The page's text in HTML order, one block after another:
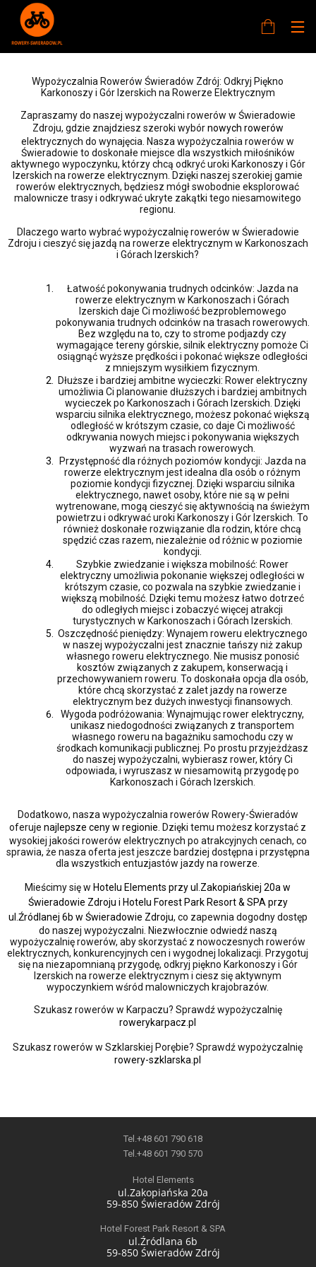
Wypożyczalnia Rowerów Świeradów Zdrój: Odkryj Piękno
Karkonoszy i Gór Izerskich na Rowerze Elektrycznym
Zapraszamy do naszej wypożyczalni rowerów w Świeradowie
Zdroju, gdzie znajdziesz szeroki wybórnowych rowerów
elektrycznych do wynajęcia. Nasza wypożyczalnia rowerów w
Świeradowie to doskonałe miejsce dla wszystkich miłośników
aktywnego wypoczynku, którzy chcą odkryć uroki Karkonoszy i Gór
Izerskich na rowerze elektrycznym. Dzięki naszej szerokiej gamie
rowerów elektrycznych, będziesz mógł swobodnie eksplorować
malownicze trasy i odkrywać ukryte zakątki tego niesamowitego
regionu.
Dlaczego warto wybrać wypożyczalnię rowerów w Świeradowie
Zdroju i cieszyć się jazdą na rowerze elektrycznym w Karkonoszach
i Górach Izerskich?
Łatwość pokonywania trudnych odcinków: Jazda na
rowerze elektrycznym w Karkonoszach i Górach
Izerskich daje Ci możliwość bezproblemowego
pokonywania trudnych odcinków na trasach rowerowych.
Bez względu na to, czy to strome podjazdy czy
wymagające tereny górskie, silnik elektryczny pomoże Ci
osiągnąć wyższe prędkości i pokonać większe odległości
z mniejszym wysiłkiem fizycznym.
Dłuższe i bardziej ambitne wycieczki: Rower elektryczny
umożliwia Ci planowanie dłuższych i bardziej ambitnych
wycieczek po Karkonoszach i Górach Izerskich. Dzięki
wsparciu silnika elektrycznego, możesz pokonać większą
odległość w krótszym czasie, co daje Ci możliwość
odkrywania nowych miejsc i pokonywania większych
wyzwań na trasach rowerowych.
Przystępność dla różnych poziomów kondycji: Jazda na
rowerze elektrycznym jest idealna dla osób o różnym
poziomie kondycji fizycznej. Dzięki wsparciu silnika
elektrycznego, nawet osoby, które nie są w pełni
wytrenowane, mogą cieszyć się aktywnością na świeżym
powietrzu i odkrywać uroki Karkonoszy i Gór Izerskich. To
również doskonałe rozwiązanie dla rodzin, które chcą
spędzić czas razem, niezależnie od różnic w poziomie
kondycji.
Szybkie zwiedzanie i większa mobilność: Rower
elektryczny umożliwia pokonanie większej odległości w
krótszym czasie, co pozwala na szybkie zwiedzanie i
większą mobilność. Dzięki temu możesz łatwo dotrzeć
do odległych miejsc i zobaczyć więcej atrakcji
turystycznych w Karkonoszach i Górach Izerskich.
Oszczędność pieniędzy: Wynajem roweru elektrycznego
w naszej wypożyczalni jest znacznie tańszy niż zakup
własnego roweru elektrycznego. Nie musisz ponosić
kosztów związanych z zakupem, konserwacją i
przechowywaniem roweru. To doskonała opcja dla osób,
które chcą skorzystać z zalet jazdy na rowerze
elektrycznym bez dużych inwestycji finansowych.
Wygoda podróżowania: Wynajmując rower elektryczny,
unikasz niedogodności związanych z transportem
własnego roweru na bagażniku samochodu czy w
środkach komunikacji publicznej. Po prostu przyjeżdżasz
do naszej wypożyczalni, wybierasz rower, który Ci
odpowiada, i wyruszasz w niesamowitą przygodę po
Karkonoszach i Górach Izerskich.
Dodatkowo, nasza wypożyczalnia rowerów Rowery-Świeradów
oferujenajlepsze ceny w regionie . Dzięki temu możesz korzystać z
wysokiej jakości rowerów elektrycznych po atrakcyjnych cenach, co
sprawia, że nasza oferta jest jeszcze bardziej dostępna i przystępna
dla wszystkich entuzjastów jazdy na rowerze.
Mieścimy się w Hotelu Elements przy ul.Zakopiańskiej 20a w
Świeradowie Zdroju i Hotelu Forest Park Resort & SPA przy
ul.Źródlanej 6b w Świeradowie Zdroju, co zapewnia dogodny dostęp
do naszej wypożyczalni. Niezwłocznie odwiedź naszą
wypożyczalnię rowerów, aby skorzystać z nowoczesnych rowerów
elektrycznych, konkurencyjnych cen i wygodnej lokalizacji. Przygotuj
się na niezapomnianą przygodę, odkryj piękno Karkonoszy i Gór
Izerskich na rowerze elektrycznym i ciesz się aktywnym
wypoczynkiem wśród malowniczych krajobrazów.
Szukasz rowerów w Karpaczu? Sprawdź wypożyczalnię
rowerykarpacz.pl
Szukasz rowerów w Szklarskiej Porębie? Sprawdź wypożyczalnię
rowery-szklarska.pl
Tel.+48 601 790 618
Tel.+48 601 790 570
Hotel Elements
ul.Zakopiańska 20a
59-850 Świeradów Zdrój
Hotel Forest Park Resort & SPA
ul.Źródlana 6b
59-850 Świeradów Zdrój